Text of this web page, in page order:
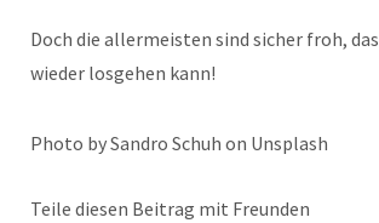
Doch die allermeisten sind sicher froh,
wieder losgehen kann!
Photo by Sandro Schuh on Unsplash
Teile diesen Beitrag mit Freunden